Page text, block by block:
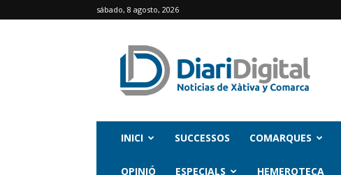
sábado, 8 agosto, 2026
INICI SUCCESSOS COMARQUES
OPINIÓ ESPECIALS HEMEROTECA